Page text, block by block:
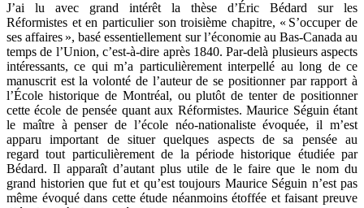
J’ai lu avec grand intérêt la thèse d’Éric Bédard sur les
Réformistes et en particulier son troisième chapitre, « S’occuper de
ses affaires », basé essentiellement sur l’économie au Bas-Canada au
temps de l’Union, c’est-à-dire après 1840. Par-delà plusieurs aspects
intéressants, ce qui m’a particulièrement interpellé au long de ce
manuscrit est la volonté de l’auteur de se positionner par rapport à
l’École historique de Montréal, ou plutôt de tenter de positionner
cette école de pensée quant aux Réformistes. Maurice Séguin étant
le maître à penser de l’école néo-nationaliste évoquée, il m’est
apparu important de situer quelques aspects de sa pensée au
regard tout particulièrement de la période historique étudiée par
Bédard. Il apparaît d’autant plus utile de le faire que le nom du
grand historien que fut et qu’est toujours Maurice Séguin n’est pas
même évoqué dans cette étude néanmoins étoffée et faisant preuve